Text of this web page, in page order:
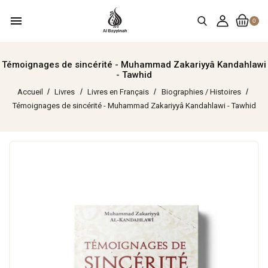
0
menu
Témoignages de sincérité - Muhammad Zakariyyâ Kandahlawi
- Tawhid
Accueil Livres Livres en Français
Biographies / Histoires
Témoignages de sincérité - Muhammad Zakariyyâ Kandahlawi - Tawhid